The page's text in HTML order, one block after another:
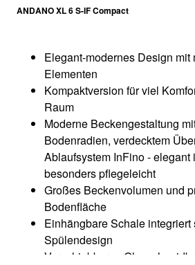
ANDANO XL 6 S-IF Compact
Elegant-modernes Design mit
Elementen
Kompaktversion für viel
Raum
Moderne Beckengestaltung
Bodenradien, verdecktem
Ablaufsystem InFino - elegant
besonders pflegeleicht
Großes Beckenvolumen und
Bodenfläche
Einhängbare Schale
Spülendesign
Verschiebbares